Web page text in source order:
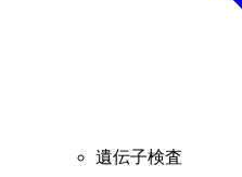
遺伝子検査